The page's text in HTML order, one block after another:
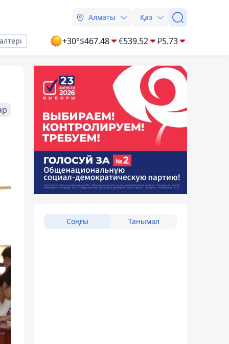
Алматы Қаз
+30°$467.48 €539.52 ₽5.73
Соңғы Танымал